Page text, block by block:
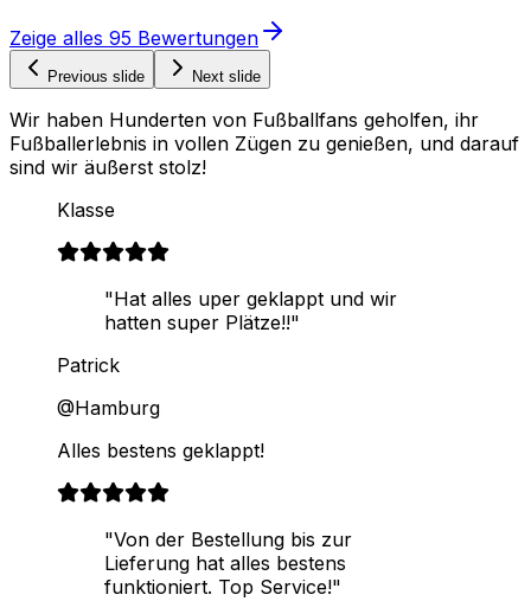
Zeige alles 95 Bewertungen
Previous slide Next slide
Wir haben Hunderten von Fußballfans geholfen, ihr
Fußballerlebnis in vollen Zügen zu genießen, und darauf
sind wir äußerst stolz!
Klasse
"Hat alles uper geklappt und wir
hatten super Plätze!!"
Patrick
@Hamburg
Alles bestens geklappt!
"Von der Bestellung bis zur
Lieferung hat alles bestens
funktioniert. Top Service!"